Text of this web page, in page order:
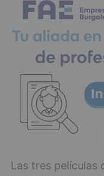
Las tres películas